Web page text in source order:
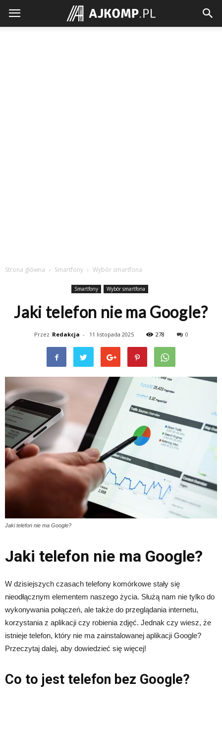
Ajkomp.pl
Strona główna Smartfony Wybór smartfona
Smartfony Wybór smartfona
Jaki telefon nie ma Google?
Przez Redakcja - 11 listopada 2025 278 0
Jaki telefon nie ma Google?
Jaki telefon nie ma Google?
W dzisiejszych czasach telefony komórkowe stały się
nieodłącznym elementem naszego życia. Służą nam nie tylko do
wykonywania połączeń, ale także do przeglądania internetu,
korzystania z aplikacji czy robienia zdjęć. Jednak czy wiesz, że
istnieje telefon, który nie ma zainstalowanej aplikacji Google?
Przeczytaj dalej, aby dowiedzieć się więcej!
Co to jest telefon bez Google?